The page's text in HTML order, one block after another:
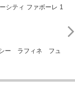
シティ ファボーレ 1
シー ラフィネ フュ